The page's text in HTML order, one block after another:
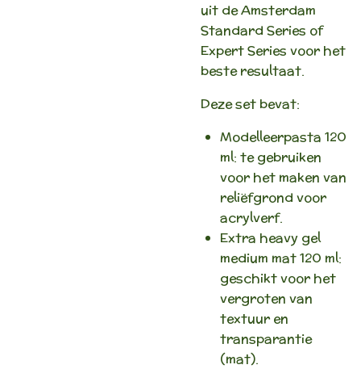
uit de Amsterdam
Standard Series of
Expert Series voor het
beste resultaat.
Deze set bevat:
Modelleerpasta 120
ml: te gebruiken
voor het maken van
reliëfgrond voor
acrylverf.
Extra heavy gel
medium mat 120 ml:
geschikt voor het
vergroten van
textuur en
transparantie
(mat).